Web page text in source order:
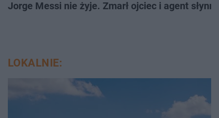
Jorge Messi nie żyje. Zmarł ojciec i agent
LOKALNIE: